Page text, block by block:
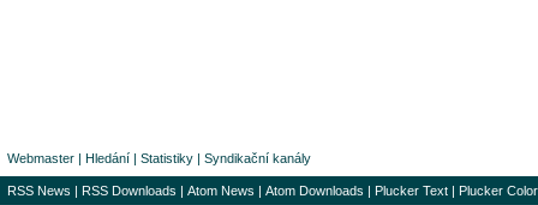
Webmaster | Hledání | Statistiky | Syndikační kanály
RSS News | RSS Downloads | Atom News | Atom Downloads | Plucker Text | Plucker Color